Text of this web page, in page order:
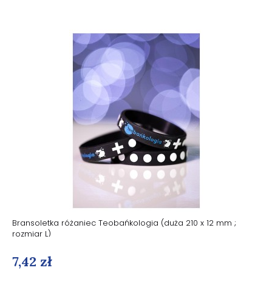
Bransoletka różaniec Teobańkologia (duża 210 x 12 mm ;
rozmiar L)
7,42 zł